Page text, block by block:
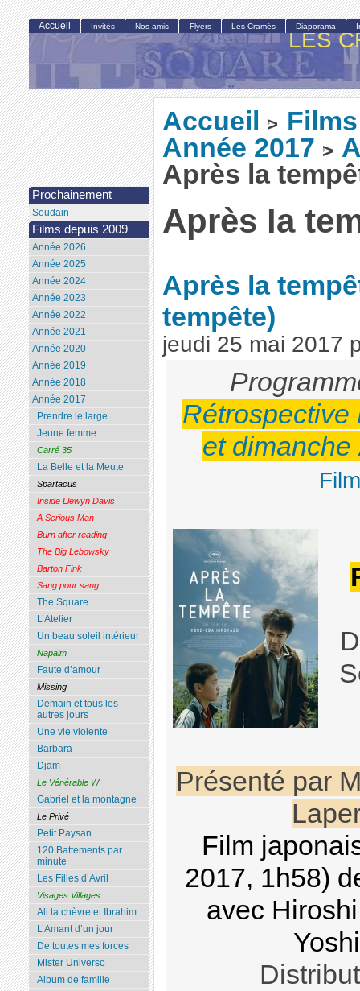
LES
Accueil >
Année 2017 >
Après la
Après la
Après la
tempête)
jeudi 25 mai 2017
Rétrospective
et
Présenté par
Film
2017, 1h58)
avec
Accueil Invités Nos amis Flyers Les Cramés Diaporama
Prochainement
Soudain
Films depuis 2009
Année 2026
Année 2025
Année 2024
Année 2023
Année 2022
Année 2021
Année 2020
Année 2019
Année 2018
Année 2017
Prendre le large
Jeune femme
Carré 35
La Belle et la Meute
Spartacus
Inside Llewyn Davis
A Serious Man
Burn after reading
The Big Lebowsky
Barton Fink
Sang pour sang
The Square
L’Atelier
Un beau soleil intérieur
Napalm
Faute d’amour
Missing
Demain et tous les
autres jours
Une vie violente
Barbara
Djam
Le Vénérable W
Gabriel et la montagne
Le Privé
Petit Paysan
120 Battements par
minute
Les Filles d’Avril
Visages Villages
Ali la chèvre et Ibrahim
L’Amant d’un jour
De toutes mes forces
Mister Universo
Album de famille